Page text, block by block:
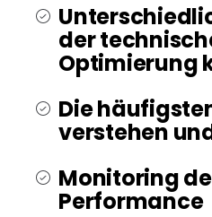
der
Optimierung
Die
verstehen
Monitoring
Performance